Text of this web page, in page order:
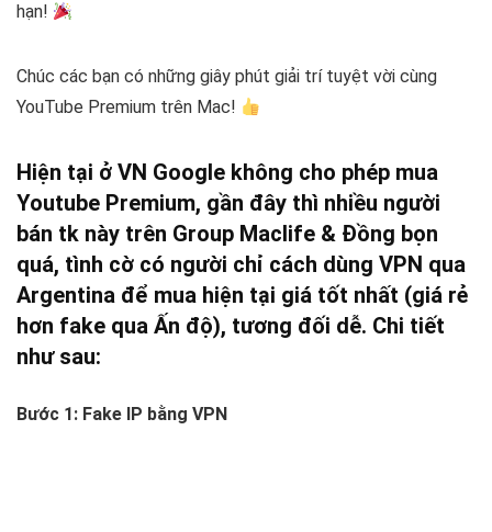
hạn!
Chúc các bạn có những giây phút giải trí tuyệt vời cùng
YouTube Premium trên Mac!
Hiện tại ở VN Google không cho phép mua
Youtube Premium, gần đây thì nhiều người
bán tk này trên Group Maclife & Đồng bọn
quá, tình cờ có người chỉ cách dùng VPN qua
Argentina để mua hiện tại giá tốt nhất (giá rẻ
hơn fake qua Ấn độ), tương đối dễ. Chi tiết
như sau:
Bước 1: Fake IP bằng VPN